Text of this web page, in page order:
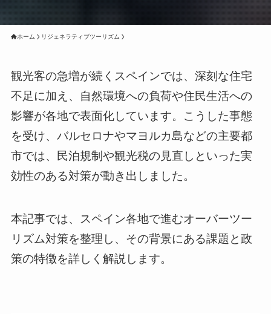
ホーム リジェネラティブツーリズム
観光客の急増が続くスペインでは、深刻な住宅
不足に加え、自然環境への負荷や住民生活への
影響が各地で表面化しています。こうした事態
を受け、バルセロナやマヨルカ島などの主要都
市では、民泊規制や観光税の見直しといった実
効性のある対策が動き出しました。
本記事では、スペイン各地で進むオーバーツー
リズム対策を整理し、その背景にある課題と政
策の特徴を詳しく解説します。